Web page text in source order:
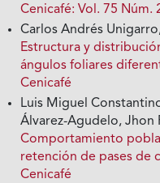
Cenicafé: Vol. 75 Núm.
Carlos Andrés
Estructura y
ángulos foliares
Cenicafé
Luis Miguel
Álvarez-Agudelo, Jhon
Comportamiento
retención de pases de
Cenicafé